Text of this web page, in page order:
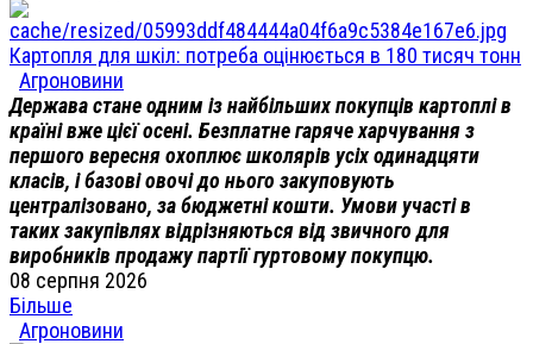
Картопля для шкіл: потреба оцінюється в 180 тисяч тонн
Агроновини
Держава стане одним із найбільших покупців картоплі в
країні вже цієї осені. Безплатне гаряче харчування з
першого вересня охоплює школярів усіх одинадцяти
класів, і базові овочі до нього закуповують
централізовано, за бюджетні кошти. Умови участі в
таких закупівлях відрізняються від звичного для
виробників продажу партії гуртовому покупцю.
08 серпня 2026
Більше
Агроновини